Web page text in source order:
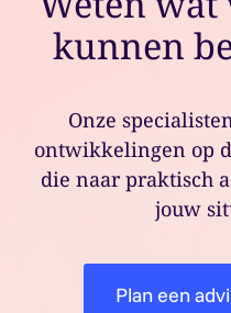
kunnen
Onze
ontwikkelingen op
die naar praktisch
jouw
Plan een